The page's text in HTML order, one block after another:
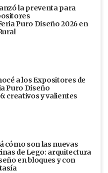
la preventa para
Puro Diseño 2026 en
a los Expositores de
Puro Diseño
creativos y valientes
cómo son las nuevas
de Lego: arquitectura
en bloques y con